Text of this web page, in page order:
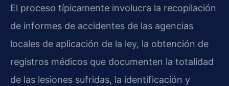
El proceso típicamente involucra la recopilación
de informes de accidentes de las agencias
locales de aplicación de la ley, la obtención de
registros médicos que documenten la totalidad
de las lesiones sufridas, la identificación y